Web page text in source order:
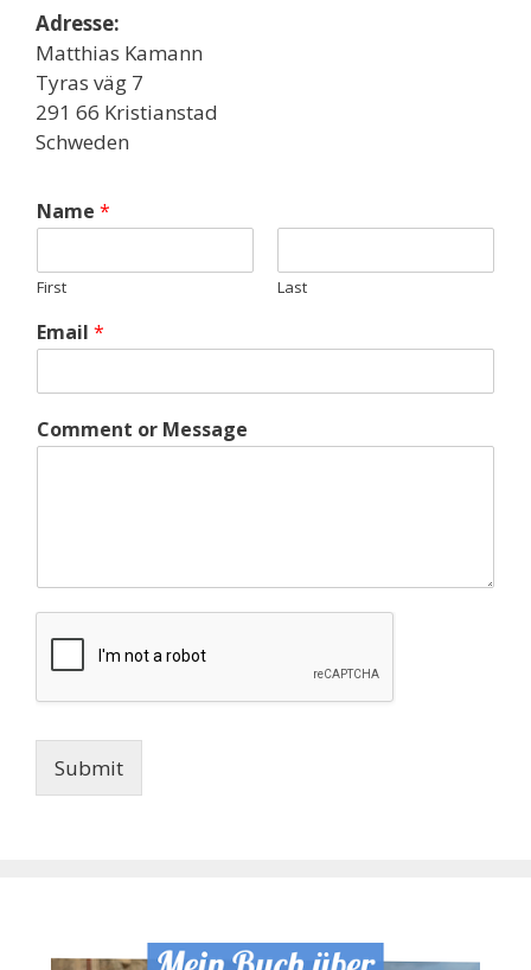
Adresse:
Matthias Kamann
Tyras väg 7
291 66 Kristianstad
Schweden
Name *
First Last
Email *
Comment or Message
Submit